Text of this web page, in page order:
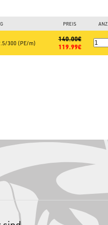
PREIS ANZ.
300 (PE/m)
140.00€
119.99€